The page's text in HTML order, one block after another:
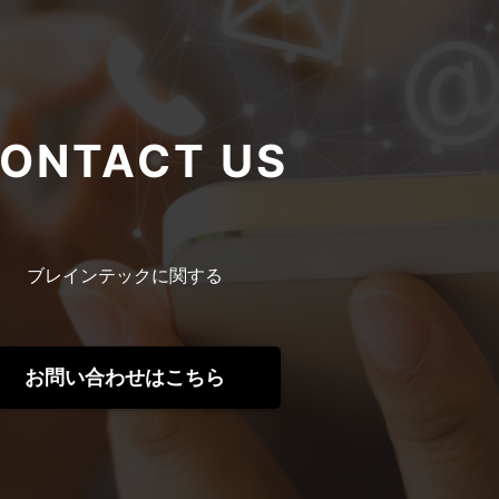
US
ブレインテックに関する
お問い合わせはこちら